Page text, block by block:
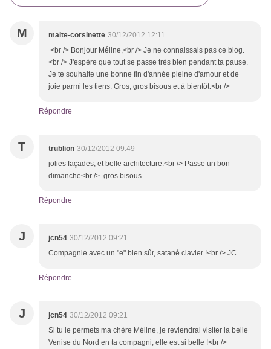
M maite-corsinette 30/12/2012 12:11
<br /> Bonjour Méline,<br /> Je ne connaissais pas ce blog.
<br /> J'espère que tout se passe très bien pendant ta pause.
Je te souhaite une bonne fin d'année pleine d'amour et de
joie parmi les tiens. Gros, gros bisous et à bientôt.<br />
Répondre
T trublion 30/12/2012 09:49
jolies façades, et belle architecture.<br /> Passe un bon
dimanche<br /> gros bisous
Répondre
J jcn54 30/12/2012 09:21
Compagnie avec un "e" bien sûr, satané clavier !<br /> JC
Répondre
J jcn54 30/12/2012 09:21
Si tu le permets ma chère Méline, je reviendrai visiter la belle
Venise du Nord en ta compagni, elle est si belle !<br />